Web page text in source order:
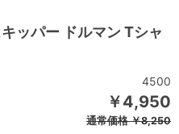
ッパー ドルマン Tシャ
4500
￥4,950
通常価格￥8,250